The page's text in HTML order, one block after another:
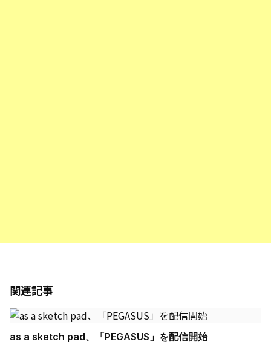
関連記事
as a sketch pad、「PEGASUS」を配信開始